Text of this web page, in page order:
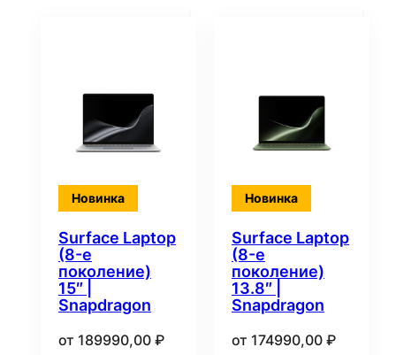
Новинка
Surface Laptop
(8-е
поколение)
15″ |
Snapdragon
от 189990,00 ₽
Новинка
Surface Laptop
(8-е
поколение)
13.8″ |
Snapdragon
от 174990,00 ₽